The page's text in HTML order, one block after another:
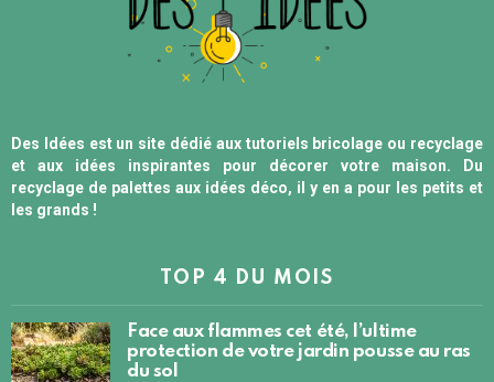
Des Idées est un site dédié aux tutoriels bricolage ou recyclage
et aux idées inspirantes pour décorer votre maison. Du
recyclage de palettes aux idées déco, il y en a pour les petits et
les grands !
TOP 4 DU MOIS
Face aux flammes cet été, l’ultime
protection de votre jardin pousse au ras
du sol